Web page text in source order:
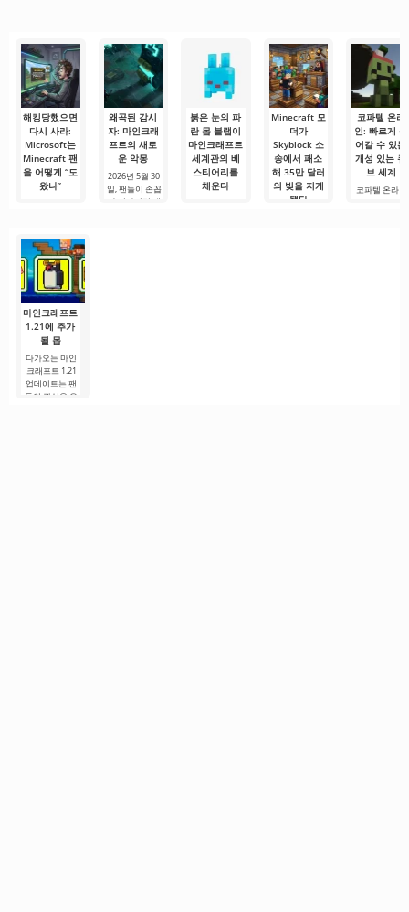
장합니다. 많은
사용자에게 무
료 버전은 모든
편집 요구를
있는 서비스 중
하나입니다. 이
곳에는 최신 미
디어 제품뿐만
아니라
다. 복잡한
루를 시작하거
나 힘든 하루를.
시작할 수
해킹당했으면
다시 사라:
Microsoft는
Minecraft 팬
을 어떻게 “도
왔나”
근하지 못하게
되는 것만으로
도 충분히
왜곡된 감시
자: 마인크래
프트의 새로
운 악몽
2026년 5월 30
일, 팬들이 손꼽
아 기다리던 대
붉은 눈의 파
란 몹 블랩이
마인크래프트
세계관의 베
스티어리를
채운다
Minecraft 모
더가
Skyblock 소
송에서 패소
해 35만 달러
의 빚을 지게
됐다
코파텔 온라
인: 빠르게 들
어갈 수 있는
개성 있는 큐
브 세계
코파텔 온라인
마인크래프트
1.21에 추가
될 몹
다가오는 마인
크래프트 1.21
업데이트는 팬
들의 관심을 유